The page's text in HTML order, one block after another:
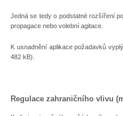
Jedná se tedy o podstatné rozšíření
propagace nebo volební agitace.
K usnadnění aplikace požadavků
482 kB).
Regulace zahraničního vlivu